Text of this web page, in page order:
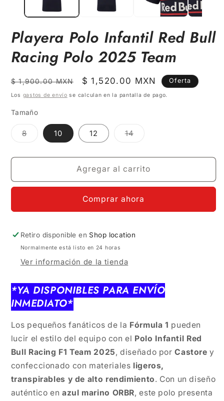
Playera Polo Infantil Red Bull
Racing Polo 2025 Team
Precio
habitual
$ 1,900.00 MXN
Precio
de
$ 1,520.00 MXN Oferta
Los gastos de envío se calculan en la pantalla de pago.
Tamaño
8Variante
agotada
10 12 14Variante
Agregar al carrito
Comprar ahora
Retiro disponible en Shop location
Normalmente está listo en 24 horas
Ver información de la tienda
*YA DISPONIBLES PARA ENVÍO
INMEDIATO*
Los pequeños fanáticos de la Fórmula 1 pueden
lucir el estilo del equipo con el Polo Infantil Red
Bull Racing F1 Team 2025, diseñado porCastore y
confeccionado con materiales ligeros,
transpirables y de alto rendimiento. Con un diseño
auténtico en azul marino ORBR, este polo presenta